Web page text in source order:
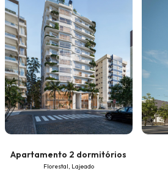
Apartamento 2 dormitórios
Florestal, Lajeado